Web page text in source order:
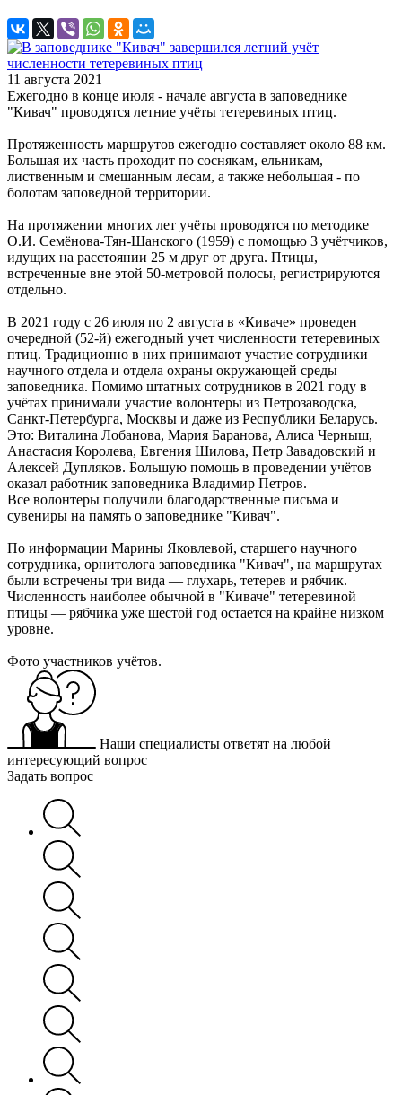
11 августа 2021
Ежегодно в конце июля - начале августа в заповеднике
"Кивач" проводятся летние учёты тетеревиных птиц.
Протяженность маршрутов ежегодно составляет около 88 км.
Большая их часть проходит по соснякам, ельникам,
лиственным и смешанным лесам, а также небольшая - по
болотам заповедной территории.
На протяжении многих лет учёты проводятся по методике
О.И. Семёнова-Тян-Шанского (1959) с помощью 3 учётчиков,
идущих на расстоянии 25 м друг от друга. Птицы,
встреченные вне этой 50-метровой полосы, регистрируются
отдельно.
В 2021 году с 26 июля по 2 августа в «Киваче» проведен
очередной (52-й) ежегодный учет численности тетеревиных
птиц. Традиционно в них принимают участие сотрудники
научного отдела и отдела охраны окружающей среды
заповедника. Помимо штатных сотрудников в 2021 году в
учётах принимали участие волонтеры из Петрозаводска,
Санкт-Петербурга, Москвы и даже из Республики Беларусь.
Это: Виталина Лобанова, Мария Баранова, Алиса Черныш,
Анастасия Королева, Евгения Шилова, Петр Завадовский и
Алексей Дупляков. Большую помощь в проведении учётов
оказал работник заповедника Владимир Петров.
Все волонтеры получили благодарственные письма и
сувениры на память о заповеднике "Кивач".
По информации Марины Яковлевой, старшего научного
сотрудника, орнитолога заповедника "Кивач", на маршрутах
были встречены три вида — глухарь, тетерев и рябчик.
Численность наиболее обычной в "Киваче" тетеревиной
птицы — рябчика уже шестой год остается на крайне низком
уровне.
Фото участников учётов.
Наши специалисты ответят на любой
интересующий вопрос
Задать вопрос